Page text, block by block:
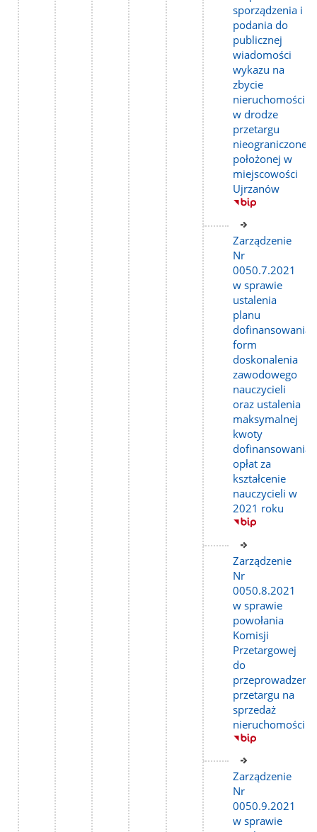
sporządzenia i
podania do
publicznej
wiadomości
wykazu na
zbycie
nieruchomości
w drodze
przetargu
położonej w
miejscowości
Ujrzanów
do
Zarządzenie
Nr
0050.7.2021
w sprawie
ustalenia
planu
dofinansowania
form
doskonalenia
zawodowego
nauczycieli
oraz ustalenia
maksymalnej
kwoty
dofinansowania
opłat za
kształcenie
nauczycieli w
2021 roku
do
Zarządzenie
Nr
0050.8.2021
w sprawie
powołania
Komisji
Przetargowej
do
przeprowadzenia
przetargu na
sprzedaż
nieruchomości
do
Zarządzenie
Nr
0050.9.2021
w sprawie